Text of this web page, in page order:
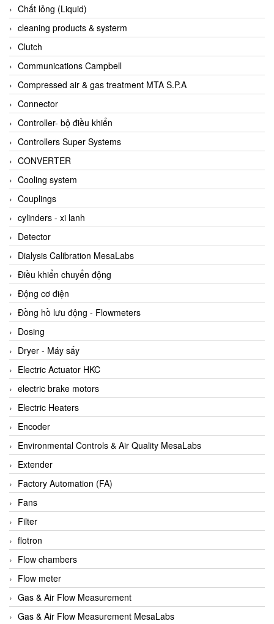
AI-Tek Vietnam
Akerstroms Viet Nam
AKO Armaturen & Separationstechnik
AKO Armaturen & Separationstechnik Vietnam
AKUSENSE
ALA OFFICINE SPA
Albrecht-Automatik Viet Nam
Allen Bradley Vietnam
Alpha Moisture Vietnam
Alpha-Achem Vietnam
Alphino
ALRE-IT Vietnam
Altech
Amarillo Gear
Ametek
AMPTRON Vietnam
AND Vietnam
ANDERSON-NEGELE
ANDILOG Technologies Vietnam
Anritsu
ANTEC S.A
Antico pumps
Anybus/ HMS
AOBEN
Apex Dynamics Vietnam
Apex Dynamics Vietnam
Apiste
APLISENS VietNam
Apollo Fire
Appleton
AQ Matic
Aqualabo Vietnam
Aquametro
Chất lỏng (Liquid)
cleaning products & systerm
Clutch
Communications Campbell
Compressed air & gas treatment MTA S.P.A
Connector
Controller- bộ điều khiển
Controllers Super Systems
CONVERTER
Cooling system
Couplings
cylinders - xi lanh
Detector
Dialysis Calibration MesaLabs
Điều khiển chuyển động
Động cơ điện
Đồng hồ lưu động - Flowmeters
Dosing
Dryer - Máy sấy
Electric Actuator HKC
electric brake motors
Electric Heaters
Encoder
Environmental Controls & Air Quality MesaLabs
Extender
Factory Automation (FA)
Fans
Filter
flotron
Flow chambers
Flow meter
Gas & Air Flow Measurement
Gas & Air Flow Measurement MesaLabs